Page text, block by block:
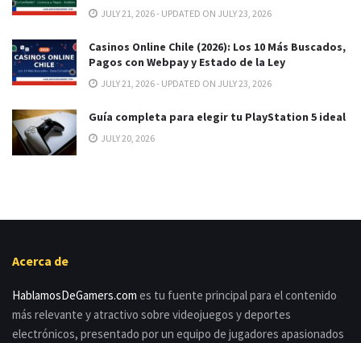
JULY 21, 2026 - UPDATED ON JULY 23, 2026
Casinos Online Chile (2026): Los 10 Más Buscados,
Pagos con Webpay y Estado de la Ley
JULY 21, 2026 - UPDATED ON JULY 23, 2026
Guía completa para elegir tu PlayStation 5 ideal
JULY 20, 2026
Acerca de
HablamosDeGamers.com es tu fuente principal para el contenido
más relevante y atractivo sobre videojuegos y deportes
electrónicos, presentado por un equipo de jugadores apasionados